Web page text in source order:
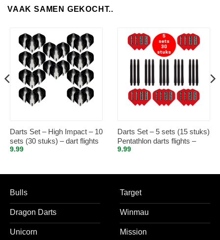
VAAK SAMEN GEKOCHT..
Darts Set – High Impact – 10
sets (30 stuks) – dart flights
– Clear/Doorzichtig
9.99
Darts Set – 5 sets (15 stuks)
Pentathlon darts flights –
super stevig – rood – incl. 5
9.99
Bulls
Dragon Darts
Unicorn
Target
Winmau
Mission